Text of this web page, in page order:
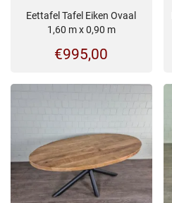
Eettafel Tafel Eiken Ovaal
1,60 m x 0,90 m
€995,00